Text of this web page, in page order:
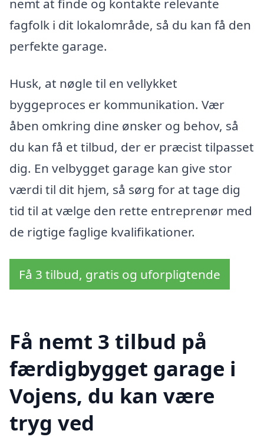
nemt at finde og kontakte relevante
fagfolk i dit lokalområde, så du kan få den
perfekte garage.
Husk, at nøgle til en vellykket
byggeproces er kommunikation. Vær
åben omkring dine ønsker og behov, så
du kan få et tilbud, der er præcist tilpasset
dig. En velbygget garage kan give stor
værdi til dit hjem, så sørg for at tage dig
tid til at vælge den rette entreprenør med
de rigtige faglige kvalifikationer.
Få 3 tilbud, gratis og uforpligtende
Få nemt 3 tilbud på
færdigbygget garage i
Vojens, du kan være
tryg ved